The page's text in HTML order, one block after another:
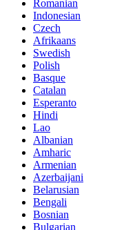
Romanian
Indonesian
Czech
Afrikaans
Swedish
Polish
Basque
Catalan
Esperanto
Hindi
Lao
Albanian
Amharic
Armenian
Azerbaijani
Belarusian
Bengali
Bosnian
Bulgarian